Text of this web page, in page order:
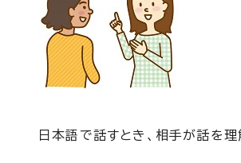
日本語で話すとき、相手が話を理